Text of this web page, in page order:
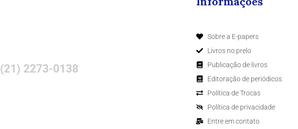
(21) 2273-0138
Sobre a E-papers
Livros no prelo
Publicação de livros
Editoração de periódicos
Política de Trocas
Política de privacidade
Entre em contato